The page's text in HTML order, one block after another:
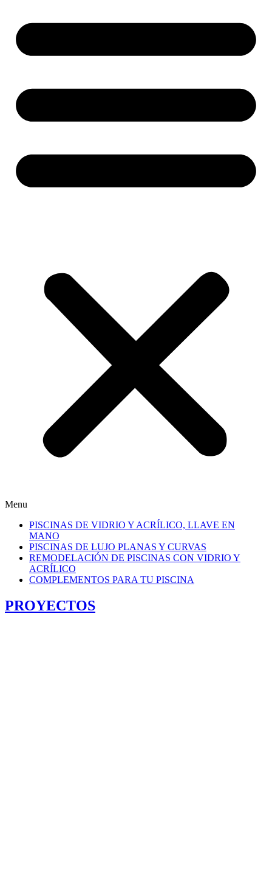
Menu
PISCINAS DE VIDRIO Y ACRÍLICO, LLAVE EN
MANO
PISCINAS DE LUJO PLANAS Y CURVAS
REMODELACIÓN DE PISCINAS CON VIDRIO Y
ACRÍLICO
COMPLEMENTOS PARA TU PISCINA
PROYECTOS